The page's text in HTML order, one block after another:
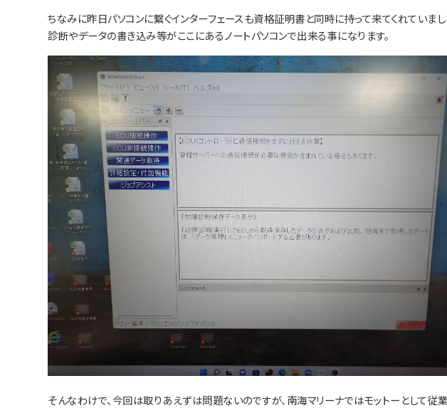
ちなみに昨日パソコンに繋ぐインターフェースも資格証明書と同時に持って来てくれていま
診断やデータの書き込み等がここにあるノートパソコンで出来る事になります。
そんなわけで、今回は取りあえずは問題ないのですが、南海マリーナではモットーとして従